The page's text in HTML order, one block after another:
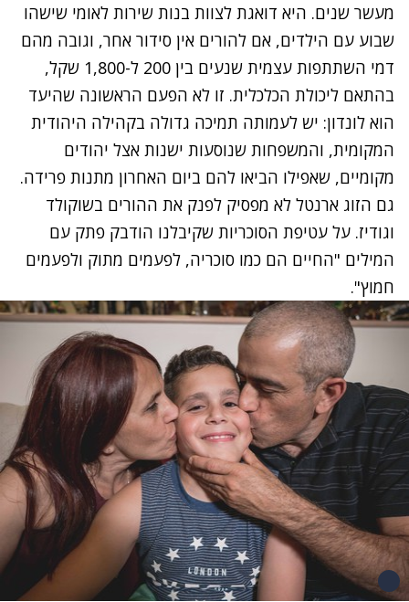
מעשר שנים. היא דואגת לצוות בנות שירות לאומי שישהו
שבוע עם הילדים, אם להורים אין סידור אחר, וגובה מהם
דמי השתתפות עצמית שנעים בין 200 ל-1,800 שקל,
בהתאם ליכולת הכלכלית. זו לא הפעם הראשונה שהיעד
הוא לונדון: יש לעמותה תמיכה גדולה בקהילה היהודית
המקומית, והמשפחות שנוסעות ישנות אצל יהודים
מקומיים, שאפילו הביאו להם ביום האחרון מתנות פרידה.
גם הזוג ארנטל לא מפסיק לפנק את ההורים בשוקולד
וגודיז. על עטיפת הסוכריות שקיבלנו הודבק פתק עם
המילים "החיים הם כמו סוכריה, לפעמים מתוק ולפעמים
חמוץ".